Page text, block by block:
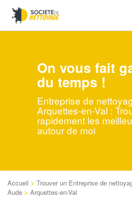
On vous fait
du temps !
Entreprise de
Arquettes-en-Val :
rapidement les
autour de moi
Accueil > Trouver un Entreprise de
Aude > Arquettes-en-Val